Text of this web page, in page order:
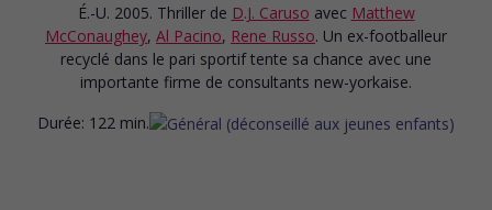
É.-U. 2005. Thriller de D.J. Caruso avec Matthew
McConaughey, Al Pacino, Rene Russo. Un ex-footballeur
recyclé dans le pari sportif tente sa chance avec une
importante firme de consultants new-yorkaise.
Durée: 122 min.